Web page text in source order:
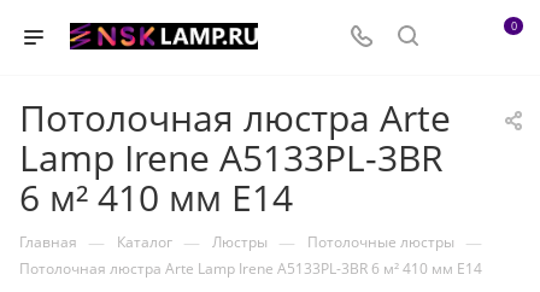
0
Потолочная люстра Arte
Lamp Irene A5133PL-3BR
6 м² 410 мм E14
Главная — Каталог — Люстры — Потолочные люстры —
Потолочная люстра Arte Lamp Irene A5133PL-3BR 6 м² 410 мм E14